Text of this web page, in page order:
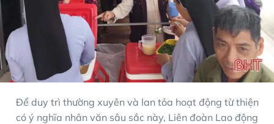
Để duy trì thường xuyên và lan tỏa hoạt động từ thiện
có ý nghĩa nhân văn sâu sắc này, Liên đoàn Lao động